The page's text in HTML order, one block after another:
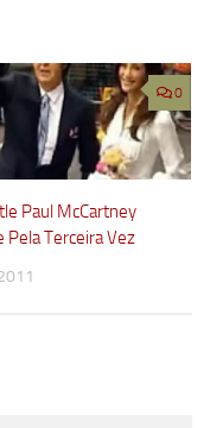
0
Paul McCartney
Pela Terceira Vez